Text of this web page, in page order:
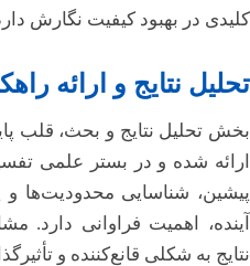
کلیدی در بهبود کیفیت نگارش
تحلیل نتایج و ارائه
بخش تحلیل نتایج و بحث، قلب
ارائه شده و در بستر علمی
پیشین، شناسایی محدودیت‌ها
آینده، اهمیت فراوانی
نتایج به شکلی قانع‌کننده و